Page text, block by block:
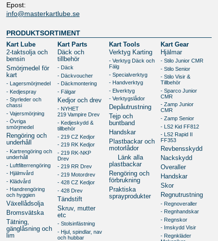
Epost:
info@masterkartlube.se
PRODUKTSORTIMENT
Kart Lube
2-taktsolja och
bensin
Smörjmedel för
kart
- Lagersmörjmedel
- Kedjespray
- Styrleder och
chassi
- Vajersmörjning
- Övriga
smörjmedel
Rengöring och
underhåll
- Kartrengöring och
underhåll
- Luftfilterrengöring
- Hjälmvård
- Klädvård
- Handrengöring
och hyggien
Växellådsolja
Bromsvätska
Tätning,
gänglåsning och
lim
Kart Parts
Däck och
tillbehör
- Däck
- Däckvoucher
- Däckmontering
- Fälgar
Kedjor och drev
- NYHET
219 Vampire Drev
- Kedjeskydd &
tillbehör
- 219 CZ Kedjor
- 219 RK Kedjor
- 219 RK-NKP
Drev
- 219 RR Drev
- 219 Motordrev
- 428 CZ Kedjor
- 428 Drev
Tändstift
Skruv, mutter
etc
- Stolsinfästning
- Hjul, spindlar, nav
och hubbar
Kart Tools
Verktyg Karting
- Verktyg Däck och
Fälg
- Specialverktyg
- Handverktyg
- Elverktyg
- Verktygslådor
Depåutrustning
Tejp och
buntband
Handskar
Plastbackar och
motorlådor
Länk alla
plastbackar
Rengöring och
förbrukning
Praktiska
sprayprodukter
Kart Gear
Hjälmar
- Stilo Junior CMR
- Stilo Senior
- Stilo Visir &
Tillbehör
- Sparco Junior
CMR
- Zamp Junior
CMR
- Zamp Senior
- LS2 Kid FF812
- LS2 Rapid II
FF353
Revbensskydd
Nackskydd
Overaller
Handskar
Skor
Regnutrustning
- Regnoveraller
- Regnhandskar
- Regnskor
- Imskydd Visir
- Regnkläder